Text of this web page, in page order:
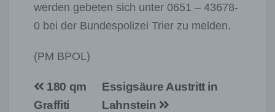
werden gebeten sich unter 0651 – 43678-
0 bei der Bundespolizei Trier zu melden.
(PM BPOL)
Beitragsnavigation
Essigsäure Austritt in
Lahnstein
180 qm
Graffiti